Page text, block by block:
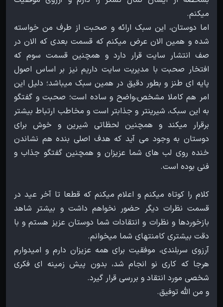
اما دوستان، این سبک ارائه و صحبت از طرف من خواسته
شده و همین الان عرض میکنم که قسمت بعدی که الان در
صف انتشار سایت قرار دارد و همچنین قسمت سوم که
افتخار صحبت با مدیریت سایت داریم نیز بر اساس اصول
پایه ای طنز و بطور دقیق در همین سبک میباشد؛ دلیل این
امر هم کاملا مشخص،واضح و ساده است؛ صحبت و گفتگو
به این سبک، شیرینتر و جذابتر است و مخاطب ارتباط بیشتر
برقرار میکند و همچنین لحظاتی شیرین و خوش برای
دوستان به وجود می آید که هدف اصلی بنده هم نشاندن
خنده روی لب های شما عزیزان و همچنین گفتگو جذاب و
کلام را کوتاه میکنم و اعلام میکنم که قطعا تا آخر عید در
قسمت نظرات دیگر حضور نخواهم داشت و بیشتر شاهد
بازخوردها و نظرات و انتقادات شما دوستان عزیز هستم و با
آرزوی سربلندی، موفقیت برای همه عزیزان دارم و امیدوارم
هرجا که کاری نو انجام شد، بدون پیش زمینه ای فکری
و من الله توفیق.